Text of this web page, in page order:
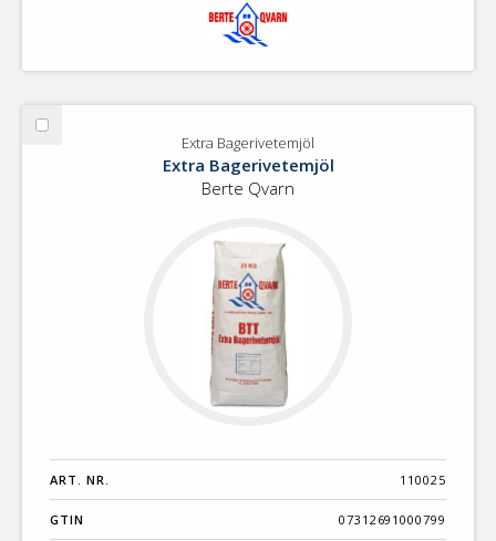
Välj
Extra Bagerivetemjöl
Extra Bagerivetemjöl
Berte Qvarn
ART. NR. 110025
GTIN 07312691000799